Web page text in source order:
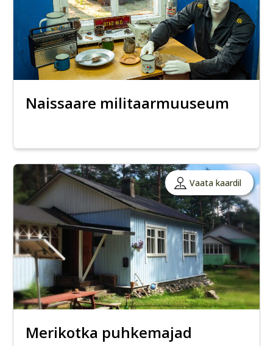
Naissaare militaarmuuseum
Vaata kaardil
Merikotka puhkemajad